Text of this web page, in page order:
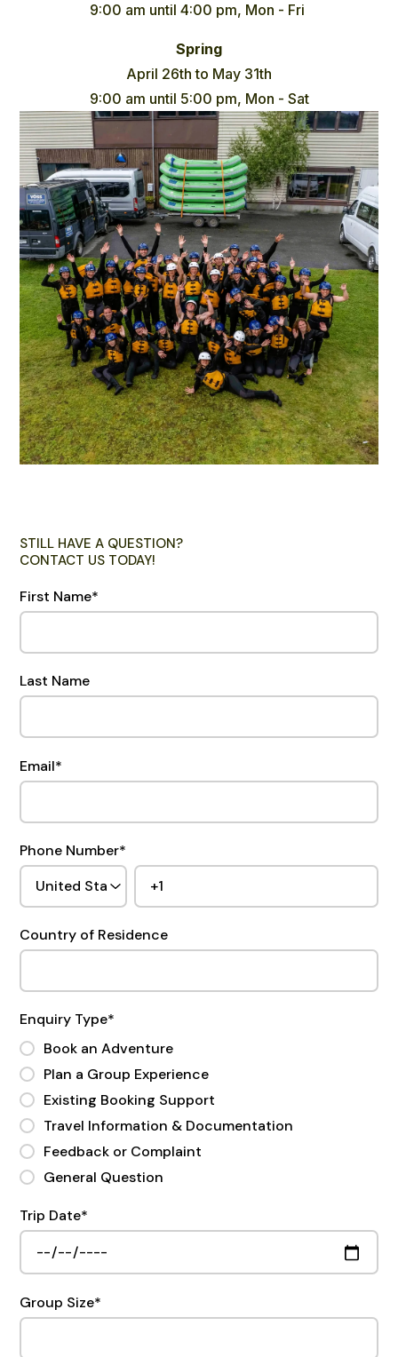
9:00 am until 4:00 pm, Mon - Fri
Spring
April 26th to May 31th
9:00 am until 5:00 pm, Mon - Sat
STILL HAVE A QUESTION?
CONTACT US TODAY!
First Name*
Last Name
Email*
Phone Number*
Country of Residence
Enquiry Type*
Book an Adventure
Plan a Group Experience
Existing Booking Support
Travel Information & Documentation
Feedback or Complaint
General Question
Trip Date*
Group Size*